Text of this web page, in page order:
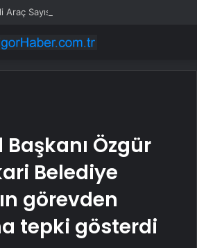
Sayısı 450 Bini Aştı
Başkanı Özgür
Belediye
görevden
tepki gösterdi